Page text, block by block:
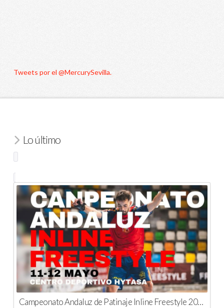
Tweets por el @MercurySevilla.
Lo último
Campeonato Andaluz de Patinaje Inline Freestyle 2023